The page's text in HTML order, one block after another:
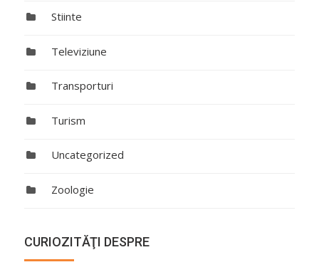
Stiinte
Televiziune
Transporturi
Turism
Uncategorized
Zoologie
CURIOZITĂŢI DESPRE